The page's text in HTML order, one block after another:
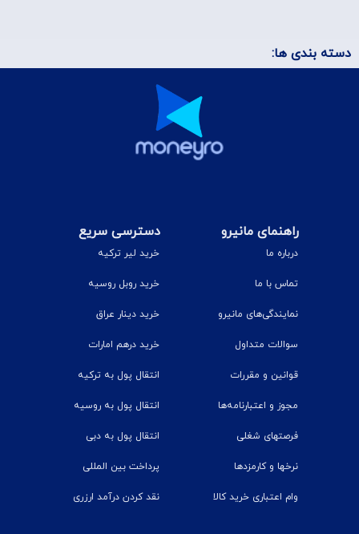
دسته بندی ها:
راهنمای مانیرو
درباره ما
تماس با ما
نمایندگی‌های مانیرو
سوالات متداول
قوانین و مقررات
مجوز و اعتبارنامه‌ها
فرصتهای شغلی
نرخ‎ها و کارمزدها
وام اعتباری خرید کالا
دسترسی سریع
خرید لیر ترکیه
خرید روبل روسیه
خرید دینار عراق
خرید درهم امارات
انتقال پول به ترکیه
انتقال پول به روسیه
انتقال پول به دبی
پرداخت بین المللی
نقد کردن درآمد ارزری